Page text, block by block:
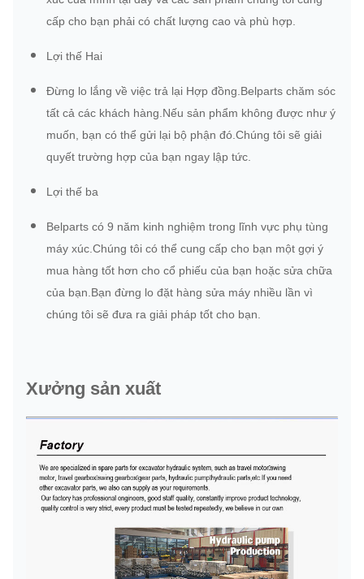
cấp cho bạn phải có chất lượng cao và phù hợp.
Lợi thế Hai
Đừng lo lắng về việc trả lại Hợp đồng.Belparts chăm sóc
tất cả các khách hàng.Nếu sản phẩm không được như ý
muốn, bạn có thể gửi lại bộ phận đó.Chúng tôi sẽ giải
quyết trường hợp của bạn ngay lập tức.
Lợi thế ba
Belparts có 9 năm kinh nghiệm trong lĩnh vực phụ tùng
máy xúc.Chúng tôi có thể cung cấp cho bạn một gợi ý
mua hàng tốt hơn cho cổ phiếu của bạn hoặc sửa chữa
của bạn.Bạn đừng lo đặt hàng sửa máy nhiều lần vì
chúng tôi sẽ đưa ra giải pháp tốt cho bạn.
Xưởng sản xuất